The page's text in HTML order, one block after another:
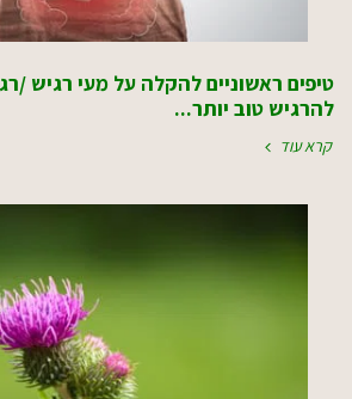
טיפים ראשוניים להקלה על מעי רגיש /
להרגיש טוב יותר...
קרא עוד